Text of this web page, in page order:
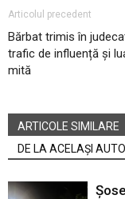
Articolul precedent
Bărbat trimis în
trafic de influență și
mită
ARTICOLE SIMILARE
DE LA ACELAȘI